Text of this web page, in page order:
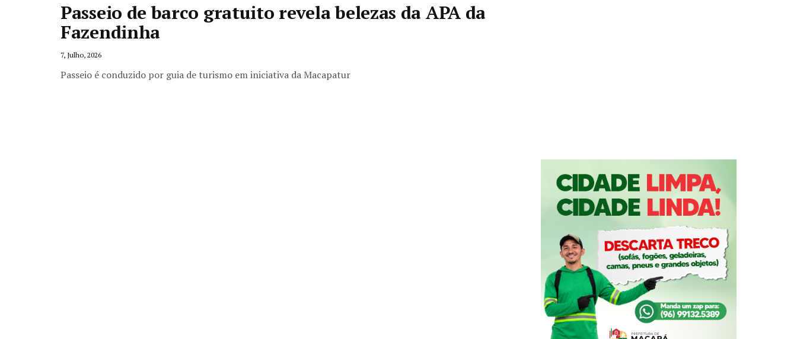
Passeio de barco gratuito revela belezas da APA da
Fazendinha
7, Julho, 2026
Passeio é conduzido por guia de turismo em iniciativa da Macapatur